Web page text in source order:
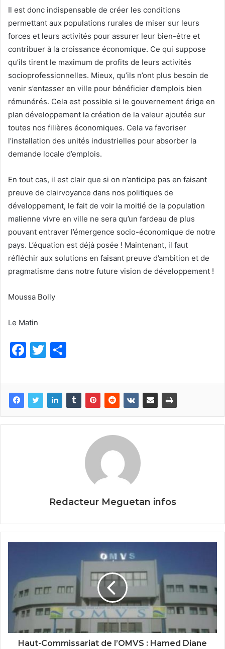
Il est donc indispensable de créer les conditions
permettant aux populations rurales de miser sur leurs
forces et leurs activités pour assurer leur bien-être et
contribuer à la croissance économique. Ce qui suppose
qu’ils tirent le maximum de profits de leurs activités
socioprofessionnelles. Mieux, qu’ils n’ont plus besoin de
venir s’entasser en ville pour bénéficier d’emplois bien
rémunérés. Cela est possible si le gouvernement érige en
plan développement la création de la valeur ajoutée sur
toutes nos filières économiques. Cela va favoriser
l’installation des unités industrielles pour absorber la
demande locale d’emplois.
En tout cas, il est clair que si on n’anticipe pas en faisant
preuve de clairvoyance dans nos politiques de
développement, le fait de voir la moitié de la population
malienne vivre en ville ne sera qu’un fardeau de plus
pouvant entraver l’émergence socio-économique de notre
pays. L’équation est déjà posée ! Maintenant, il faut
réfléchir aux solutions en faisant preuve d’ambition et de
pragmatisme dans notre future vision de développement !
Moussa Bolly
Le Matin
F
c
e
b
o
T
itt
er
ta
g
er
Redacteur Meguetan infos
Haut-Commissariat de l’OMVS : Hamed Diane